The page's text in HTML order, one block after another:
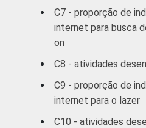
2 SM
3
10
C7 - proporção de
internet para busca
on
C8 - atividades
C9 - proporção de
internet para o lazer
C10 - atividades